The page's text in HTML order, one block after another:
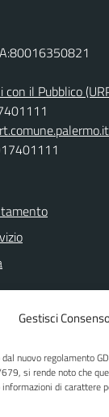
Gestisci
nuovo regolamento
si rende noto che
di carattere
con il Pubblico